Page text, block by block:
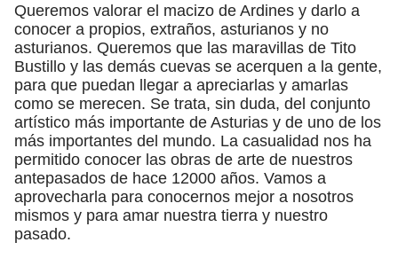
Queremos valorar el macizo de Ardines y darlo a
conocer a propios, extraños, asturianos y no
asturianos. Queremos que las maravillas de Tito
Bustillo y las demás cuevas se acerquen a la gente,
para que puedan llegar a apreciarlas y amarlas
como se merecen. Se trata, sin duda, del conjunto
artístico más importante de Asturias y de uno de los
más importantes del mundo. La casualidad nos ha
permitido conocer las obras de arte de nuestros
antepasados de hace 12000 años. Vamos a
aprovecharla para conocernos mejor a nosotros
mismos y para amar nuestra tierra y nuestro
pasado.